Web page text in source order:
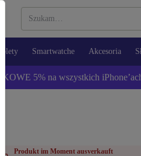
Smartwatche Akcesoria
5% na wszystkich
Produkt im Moment ausverkauft